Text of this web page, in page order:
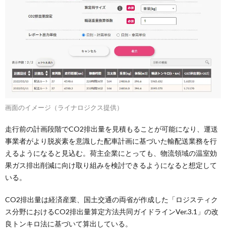
画面のイメージ（ライナロジクス提供）
走行前の計画段階でCO2排出量を見積もることが可能になり、運送
事業者がより脱炭素を意識した配車計画に基づいた輸配送業務を行
えるようになると見込む。荷主企業にとっても、物流領域の温室効
果ガス排出削減に向け取り組みを検討できるようになると想定して
いる。
CO2排出量は経済産業、国土交通の両省が作成した「ロジスティク
ス分野におけるCO2排出量算定方法共同ガイドラインVer.3.1」の改
良トンキロ法に基づいて算出している。